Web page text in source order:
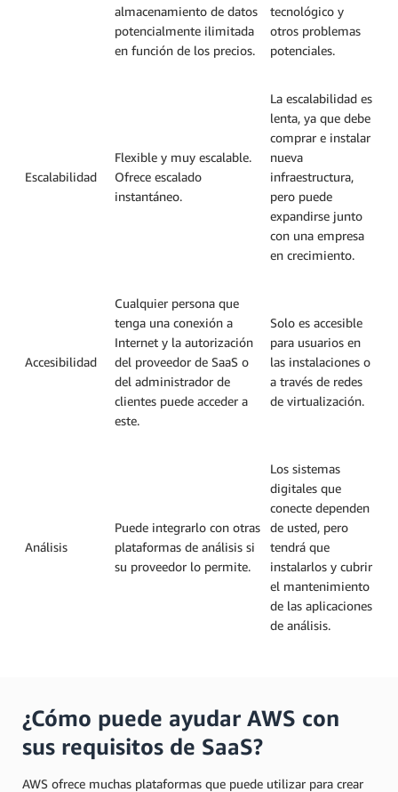
almacenamiento de datos
potencialmente ilimitada
en función de los precios.
tecnológico y
otros problemas
potenciales.
Escalabilidad
Flexible y muy escalable.
Ofrece escalado
instantáneo.
La escalabilidad es
lenta, ya que debe
comprar e instalar
nueva
infraestructura,
pero puede
expandirse junto
con una empresa
en crecimiento.
Accesibilidad
Cualquier persona que
tenga una conexión a
Internet y la autorización
del proveedor de SaaS o
del administrador de
clientes puede acceder a
este.
Solo es accesible
para usuarios en
las instalaciones o
a través de redes
de virtualización.
Análisis
Puede integrarlo con otras
plataformas de análisis si
su proveedor lo permite.
Los sistemas
digitales que
conecte dependen
de usted, pero
tendrá que
instalarlos y cubrir
el mantenimiento
de las aplicaciones
de análisis.
¿Cómo puede ayudar AWS con
sus requisitos de SaaS?
AWS ofrece muchas plataformas que puede utilizar para crear